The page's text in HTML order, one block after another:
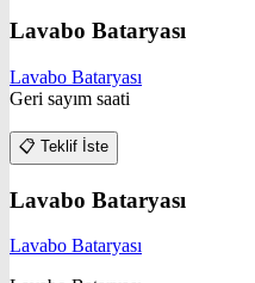
Lavabo Bataryası
Lavabo Bataryası
Geri sayım saati
📋 Teklif İste
Lavabo Bataryası
Lavabo Bataryası